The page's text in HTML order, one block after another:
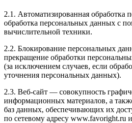
2.1. Автоматизированная
обработка персональных данных с
вычислительной техники.
2.2. Блокирование персональных
прекращение обработки
(за исключением случаев, если
уточнения персональных данных).
2.3. Веб-сайт — совокупность
информационных материалов, а
баз данных, обеспечивающих их
по сетевому адресу www.favoright.ru